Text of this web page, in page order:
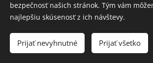
MAX Carp Slovakia, s.r.o.
Slovenčina
Magyar
bezpečnosť našich stránok. Tým vám
najlepšiu skúsenosť z ich návštevy.
Prijať nevyhnutné Prijať všetko